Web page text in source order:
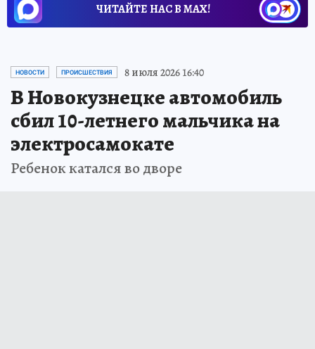
ЧИТАЙТЕ НАС В МАХ!
НОВОСТИ ПРОИСШЕСТВИЯ 8 июля 2026 16:40
В Новокузнецке автомобиль
сбил 10-летнего мальчика на
электросамокате
Ребенок катался во дворе